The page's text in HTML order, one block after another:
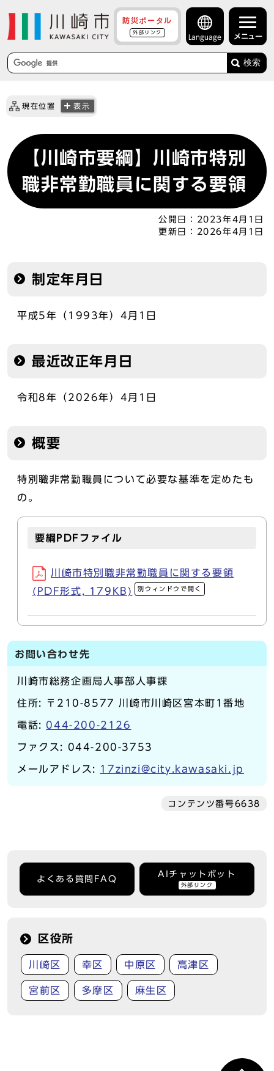
防災ポータル
外部リンク
Language メニュー
検索
現在位置 表示
【川崎市要綱】川崎市特別
職非常勤職員に関する要領
公開日：
2023年4月1日
更新日：
2026年4月1日
制定年月日
平成5年（1993年）4月1日
最近改正年月日
令和8年（2026年）4月1日
概要
特別職非常勤職員について必要な基準を定めたも
の。
要綱PDFファイル
川崎市特別職非常勤職員に関する要領
(PDF形式, 179KB)
別ウィンドウで開く
お問い合わせ先
川崎市総務企画局人事部人事課
住所: 〒210-8577 川崎市川崎区宮本町1番地
電話: 044-200-2126
ファクス: 044-200-3753
メールアドレス: 17zinzi@city.kawasaki.jp
コンテンツ番号6638
よくある質問FAQ
AIチャットボット
外部リンク
区役所
川崎区 幸区 中原区 高津区
宮前区 多摩区 麻生区